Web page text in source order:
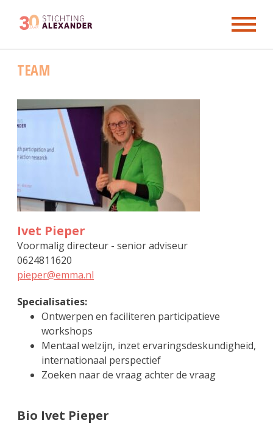
TEAM
Ivet Pieper
Voormalig directeur - senior adviseur
0624811620
pieper@emma.nl
Specialisaties:
Ontwerpen en faciliteren participatieve
workshops
Mentaal welzijn, inzet ervaringsdeskundigheid,
internationaal perspectief
Zoeken naar de vraag achter de vraag
Bio Ivet Pieper